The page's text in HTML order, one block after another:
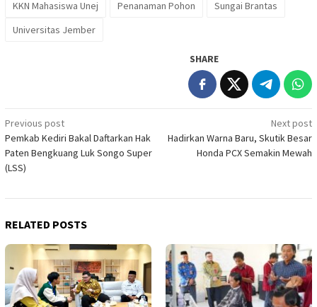
KKN Mahasiswa Unej
Penanaman Pohon
Sungai Brantas
Universitas Jember
SHARE
Post
navigation
Previous post
Pemkab Kediri Bakal Daftarkan Hak
Paten Bengkuang Luk Songo Super
(LSS)
Next post
Hadirkan Warna Baru, Skutik Besar
Honda PCX Semakin Mewah
RELATED POSTS